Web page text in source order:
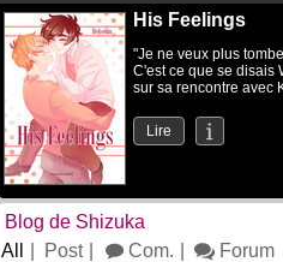
His Feelings
"Je ne veux plus
C'est ce que se disais
sur sa rencontre avec
Lire
Blog de Shizuka
All
Post Com. Forum